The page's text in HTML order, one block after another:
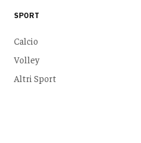
SPORT
Calcio
Volley
Altri Sport